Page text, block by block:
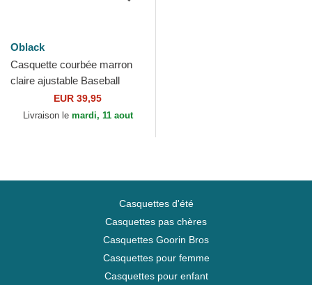
Oblack
Casquette courbée marron
claire ajustable Baseball
Peach OBL058 Oblack
EUR 39,95
Livraison le mardi, 11 aout
Casquettes d'été
Casquettes pas chères
Casquettes Goorin Bros
Casquettes pour femme
Casquettes pour enfant